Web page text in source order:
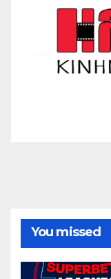
You missed